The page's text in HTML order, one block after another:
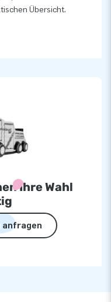
Übersicht.
Ihre Wahl
anfragen